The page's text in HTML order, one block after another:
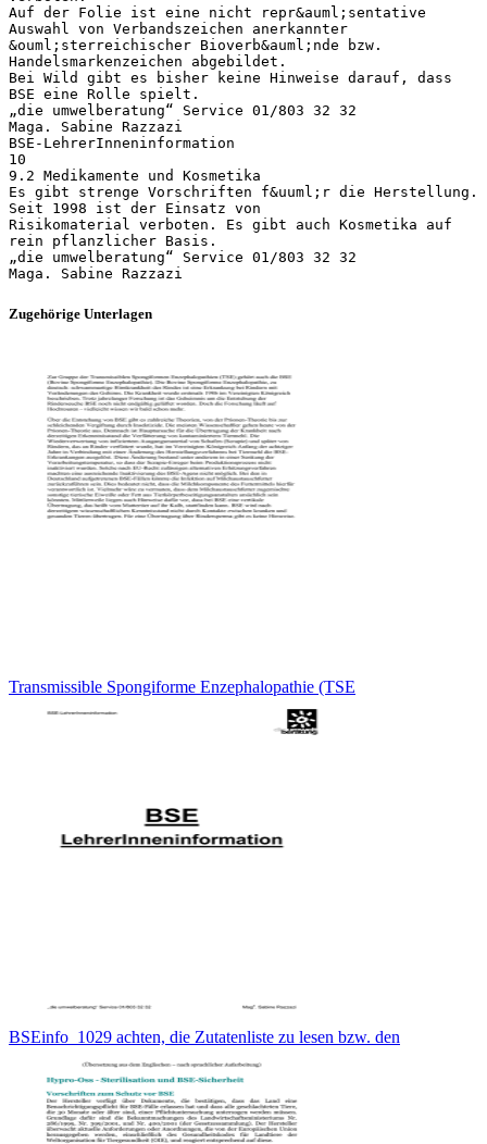
Zugehörige Unterlagen
Transmissible Spongiforme Enzephalopathie (TSE
BSEinfo_1029 achten, die Zutatenliste zu lesen bzw. den